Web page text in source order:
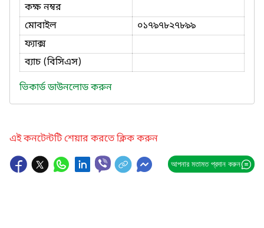
কক্ষ নম্বর
মোবাইল
০১৭৯৭৮২৭৮৯৯
ফ্যাক্স
ব্যাচ (বিসিএস)
ভিকার্ড ডাউনলোড করুন
এই কনটেন্টটি শেয়ার করতে ক্লিক করুন
আপনার মতামত প্রদান করুন